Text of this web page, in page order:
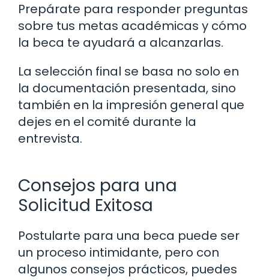
Prepárate para responder preguntas
sobre tus metas académicas y cómo
la beca te ayudará a alcanzarlas.
La selección final se basa no solo en
la documentación presentada, sino
también en la impresión general que
dejes en el comité durante la
entrevista.
Consejos para una
Solicitud Exitosa
Postularte para una beca puede ser
un proceso intimidante, pero con
algunos consejos prácticos, puedes